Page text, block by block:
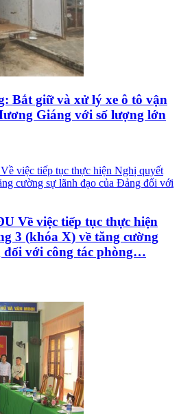
Bắt giữ và xử lý xe ô tô vận
Giáng với số lượng lớn
Về việc tiếp tục thực hiện
3 (khóa X) về tăng cường
đối với công tác phòng…